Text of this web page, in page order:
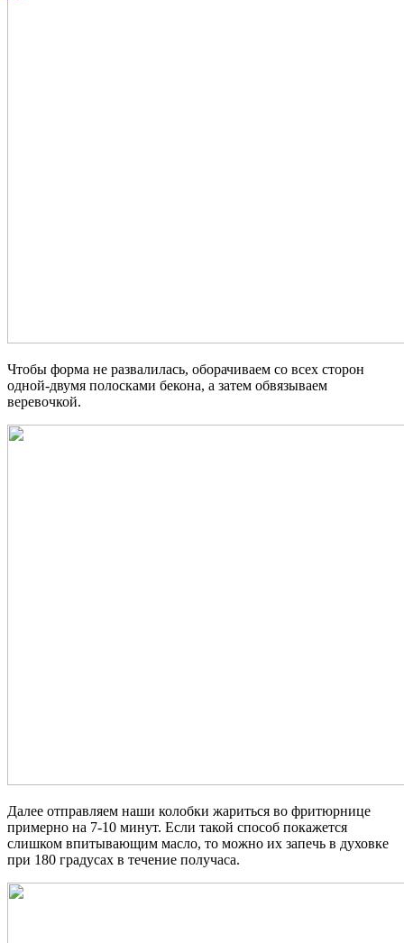
Чтобы форма не развалилась, оборачиваем со всех сторон
одной-двумя полосками бекона, а затем обвязываем
веревочкой.
Далее отправляем наши колобки жариться во фритюрнице
примерно на 7-10 минут. Если такой способ покажется
слишком впитывающим масло, то можно их запечь в духовке
при 180 градусах в течение получаса.